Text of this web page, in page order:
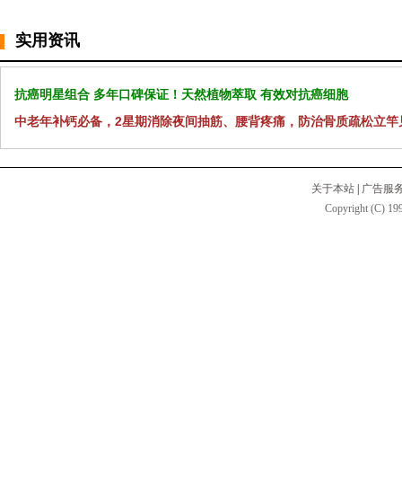
实用资讯
抗癌明星组合 多年口碑保证！天然植物萃取 有效对抗癌细胞
中老年补钙必备，2星期消除夜间抽筋、腰背疼痛，防治骨质疏松立竿
关于本站
广告服
Copyright (C)